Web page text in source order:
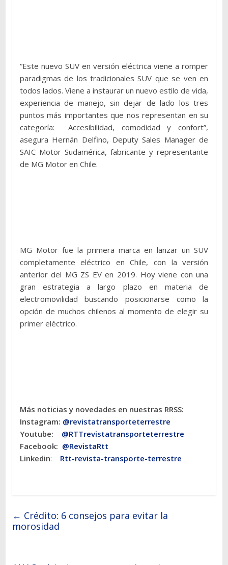
“Este nuevo SUV en versión eléctrica viene a romper
paradigmas de los tradicionales SUV que se ven en
todos lados. Viene a instaurar un nuevo estilo de vida,
experiencia de manejo, sin dejar de lado los tres
puntos más importantes que nos representan en su
categoría: Accesibilidad, comodidad y confort”,
asegura Hernán Delfino, Deputy Sales Manager de
SAIC Motor Sudamérica, fabricante y representante
de MG Motor en Chile.
MG Motor fue la primera marca en lanzar un SUV
completamente eléctrico en Chile, con la versión
anterior del MG ZS EV en 2019. Hoy viene con una
gran estrategia a largo plazo en materia de
electromovilidad buscando posicionarse como la
opción de muchos chilenos al momento de elegir su
primer eléctrico.
Más noticias y novedades en nuestras RRSS:
Instagram: @revistatransporteterrestre
Youtube: @RTTrevistatransporteterrestre
Facebook: @RevistaRtt
Linkedin: Rtt-revista-transporte-terrestre
← Crédito: 6 consejos para evitar la
morosidad